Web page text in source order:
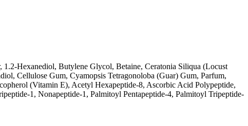
Hexanediol, Butylene Glycol, Betaine, Ceratonia Siliqua (Locust
Cellulose Gum, Cyamopsis Tetragonoloba (Guar) Gum, Parfum,
(Vitamin E), Acetyl Hexapeptide-8, Ascorbic Acid Polypeptide,
1, Nonapeptide-1, Palmitoyl Pentapeptide-4, Palmitoyl Tripeptide-